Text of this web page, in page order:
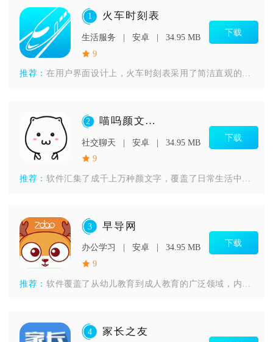
1 火车时刻表
生活服务 安卓
34.95 MB
9
下载
推荐：在用户界面设计上，火车时刻表采用了简洁直观的风格，让用户能够
2 喵呜颜文字表情
社交聊天 安卓
34.95 MB
9
下载
推荐：软件汇集了成千上万种颜文字，覆盖了日常生活中的各种情绪和场景
3 早导网
办公学习 安卓
34.95 MB
9
下载
推荐：软件覆盖了从幼儿教育到成人教育的广泛领域，内容包括但不限于课
4 家长之友